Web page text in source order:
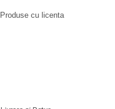
Produse cu licenta